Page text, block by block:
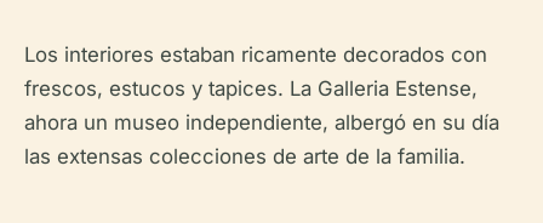
Los interiores estaban ricamente decorados con
frescos, estucos y tapices. La Galleria Estense,
ahora un museo independiente, albergó en su día
las extensas colecciones de arte de la familia.